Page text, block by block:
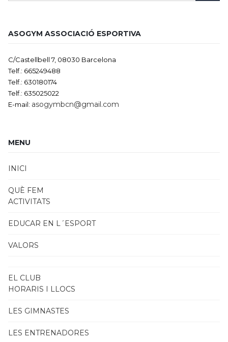
ASOGYM ASSOCIACIÓ ESPORTIVA
C/Castellbell 7, 08030 Barcelona
Telf.: 665249488
Telf.: 630180174
Telf.: 635025022
E-mail: asogymbcn@gmail.com
MENU
INICI
QUÈ FEM
ACTIVITATS
EDUCAR EN L´ESPORT
VALORS
EL CLUB
HORARIS I LLOCS
LES GIMNASTES
LES ENTRENADORES